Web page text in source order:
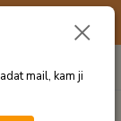
OBJEDNÁVKY
za0 Kč
mail, kam ji